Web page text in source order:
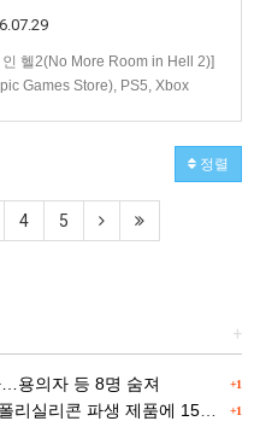
헬2(No More Room in Hell 2)]
Games Store), PS5, Xbox
정렬
4 5
+
+1
용의자 등 8명 숨져
+1
제품에 15% 관세...한국 기업도 영향